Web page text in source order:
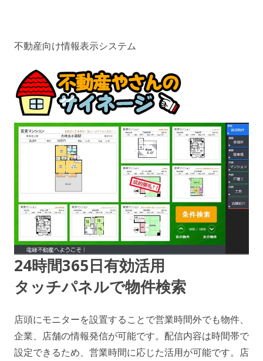
不動産向け情報表示システム
24時間365日有効活用
タッチパネルで物件検索
店頭にモニターを設置することで営業時間外でも物件、
企業、店舗の情報発信が可能です。配信内容は時間帯で
設定できるため、営業時間に応じた活用が可能です。店